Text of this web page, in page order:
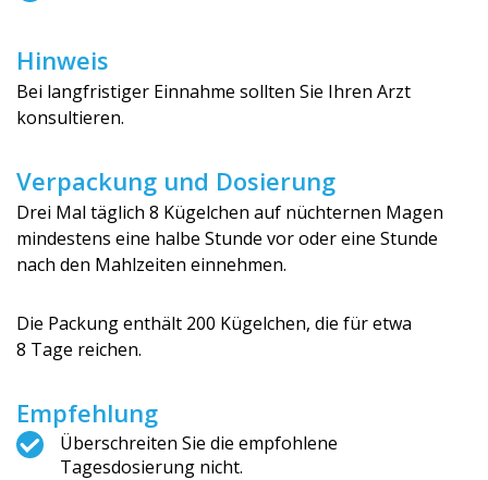
Hinweis
Bei langfristiger Einnahme sollten Sie Ihren Arzt
konsultieren.
Verpackung und Dosierung
Drei Mal täglich 8 Kügelchen auf nüchternen Magen
mindestens eine halbe Stunde vor oder eine Stunde
nach den Mahlzeiten einnehmen.
Die Packung enthält 200 Kügelchen, die für etwa
8 Tage reichen.
Empfehlung
Überschreiten Sie die empfohlene
Tagesdosierung nicht.